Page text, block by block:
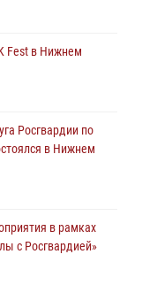
выезжали
Новгороде
Fest в Нижнем
Росгвардии по
в Нижнем
в рамках
с Росгвардией»